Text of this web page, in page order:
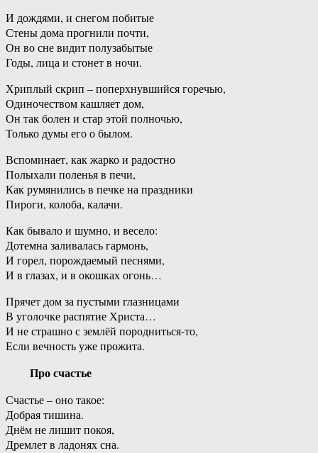
И дождями, и снегом побитые
Стены дома прогнили почти,
Он во сне видит полузабытые
Годы, лица и стонет в ночи.
Хриплый скрип – поперхнувшийся горечью,
Одиночеством кашляет дом,
Он так болен и стар этой полночью,
Только думы его о былом.
Вспоминает, как жарко и радостно
Полыхали поленья в печи,
Как румянились в печке на праздники
Пироги, колоба, калачи.
Как бывало и шумно, и весело:
Дотемна заливалась гармонь,
И горел, порождаемый песнями,
И в глазах, и в окошках огонь…
Прячет дом за пустыми глазницами
В уголочке распятие Христа…
И не страшно с землёй породниться-то,
Если вечность уже прожита.
Про счастье
Счастье – оно такое:
Добрая тишина.
Днём не лишит покоя,
Дремлет в ладонях сна.